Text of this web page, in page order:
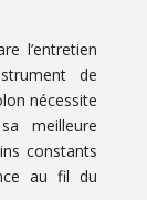
l’entretien
de
nécessite
meilleure
constants
au fil du